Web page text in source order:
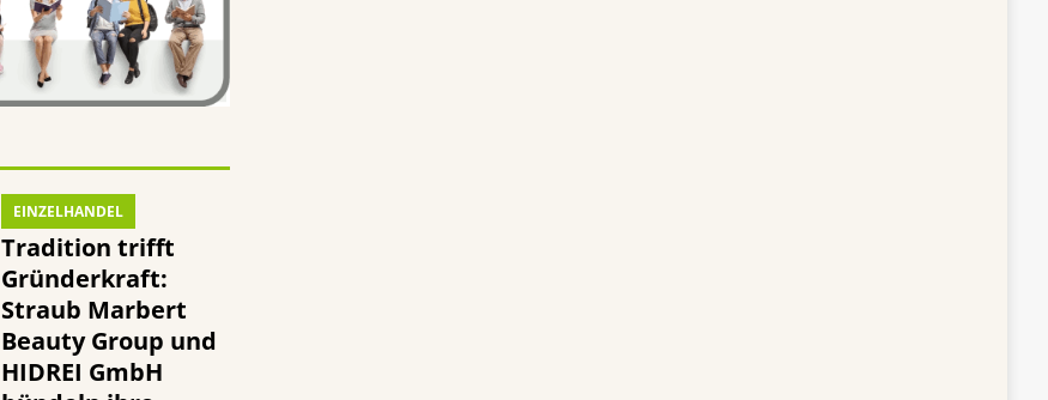
EINZELHANDEL
Tradition trifft
Gründerkraft:
Straub Marbert
Beauty Group und
HIDREI GmbH